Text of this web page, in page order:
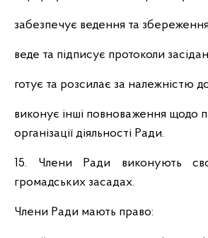
забезпечує ведення та
веде та підписує протоколи
готує та розсилає за належністю
виконує інші повноваження щодо
організації діяльності Ради.
15. Члени Ради виконують
громадських засадах.
Члени Ради мають право: